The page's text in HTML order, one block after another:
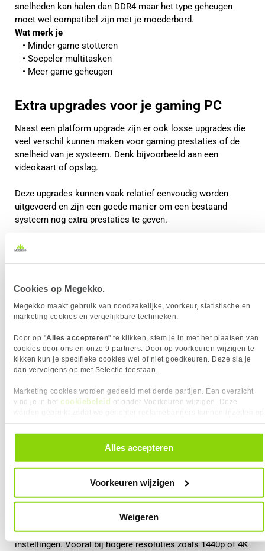
Cookies op Megekko.
Megekko maakt gebruik van noodzakelijke, voorkeur, statistische en
marketing cookies en vergelijkbare technieken.
Door op "Alles accepteren" te klikken, stem je in met het plaatsen van
cookies door ons en onze 9 partners. Door op voorkeuren wijzigen te
kikken kun je specifieke cookies wel of niet goedkeuren. Deze sla je
dan vervolgens op met Selectie toestaan.
Marketing cookies worden gedeeld met derde partijen. Een overzicht
vind je in het cookiebeleid of onder Voorkeuren wijzigen. Deze
alle cookies. Je kunt je gegeven toestemming altijd intrekken, dit doe je
door in de footer van onze website te klikken op ‘Cookievoorkeuren’
Alles accepteren
Voorkeuren wijzigen
Weigeren
snelheden kan halen dan DDR4 maar het type geheugen
moet wel compatibel zijn met je moederbord.
Wat merk je
Minder game stotteren
Soepeler multitasken
Meer game geheugen
Extra upgrades voor je gaming PC
Naast een platform upgrade zijn er ook losse upgrades die
veel verschil kunnen maken voor gaming prestaties of de
snelheid van je systeem. Denk bijvoorbeeld aan een
videokaart of opslag.
Deze upgrades kunnen vaak relatief eenvoudig worden
uitgevoerd en zijn een goede manier om een bestaand
systeem nog extra prestaties te geven.
Videokaart upgraden
De videokaart is voor gamers meestal het belangrijkste
onderdeel. Deze verwerkt alle grafische berekeningen in een
Wanneer je een krachtigere videokaart installeert, kan dit
zorgen voor hogere framerates en betere grafische
instellingen. Vooral bij hogere resoluties zoals 1440p of 4K